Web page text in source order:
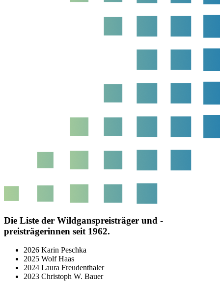
Die Liste der Wildganspreisträger und -
preisträgerinnen seit 1962.
2026 Karin Peschka
2025 Wolf Haas
2024 Laura Freudenthaler
2023 Christoph W. Bauer